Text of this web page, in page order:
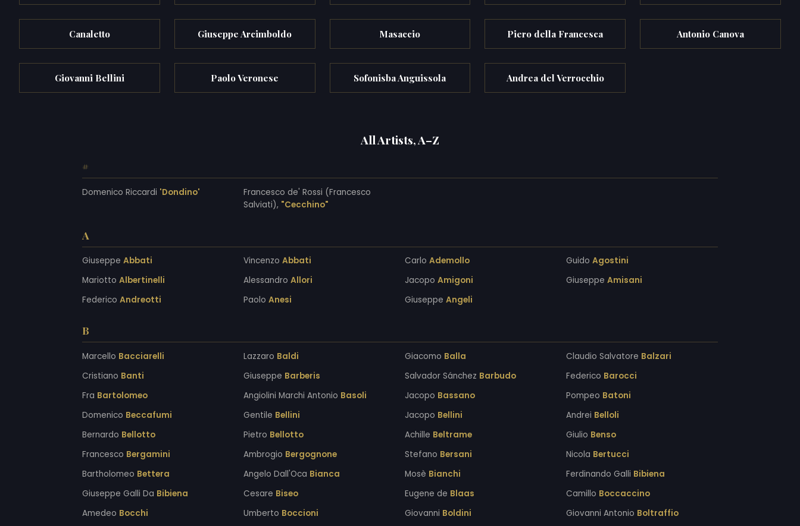
Canaletto Giuseppe Arcimboldo Masaccio Piero della Francesca Antonio Canova
Giovanni Bellini Paolo Veronese Sofonisba Anguissola Andrea del Verrocchio
All Artists, A–Z
#
Domenico Riccardi 'Dondino'
Francesco de' Rossi (Francesco
Salviati), "Cecchino"
A
Giuseppe Abbati Vincenzo Abbati Carlo Ademollo Guido Agostini
Mariotto Albertinelli Alessandro Allori Jacopo Amigoni Giuseppe Amisani
Federico Andreotti Paolo Anesi Giuseppe Angeli
B
Marcello Bacciarelli Lazzaro Baldi Giacomo Balla Claudio Salvatore Balzari
Cristiano Banti Giuseppe Barberis Salvador Sánchez Barbudo Federico Barocci
Fra Bartolomeo Angiolini Marchi Antonio Basoli Jacopo Bassano Pompeo Batoni
Domenico Beccafumi Gentile Bellini Jacopo Bellini Andrei Belloli
Bernardo Bellotto Pietro Bellotto Achille Beltrame Giulio Benso
Francesco Bergamini Ambrogio Bergognone Stefano Bersani Nicola Bertucci
Bartholomeo Bettera Angelo Dall'Oca Bianca Mosè Bianchi Ferdinando Galli Bibiena
Giuseppe Galli Da Bibiena Cesare Biseo Eugene de Blaas Camillo Boccaccino
Amedeo Bocchi Umberto Boccioni Giovanni Boldini Giovanni Antonio Boltraffio